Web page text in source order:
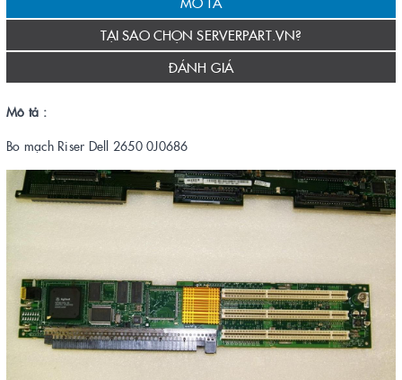
TẠI SAO CHỌN SERVERPART.VN?
ĐÁNH GIÁ
Mô tả :
Bo mạch Riser Dell 2650 0J0686